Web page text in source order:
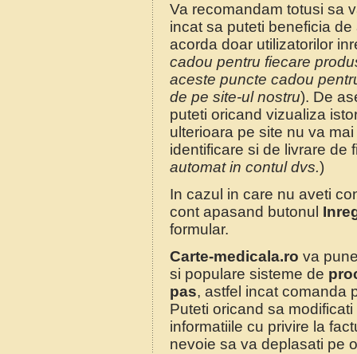
Va recomandam totusi sa
incat sa puteti beneficia
acorda doar utilizatorilor
cadou pentru fiecare
aceste puncte cadou
de pe site-ul nostru). De
puteti oricand vizualiza
ulterioara pe site nu va
identificare si de livrare de
automat in contul dvs.)
In cazul in care nu aveti
cont apasand butonul
formular.
Carte-medicala.ro va
si populare sisteme de
pas, astfel incat comanda
Puteti oricand sa
informatiile cu privire la
nevoie sa va deplasati pe